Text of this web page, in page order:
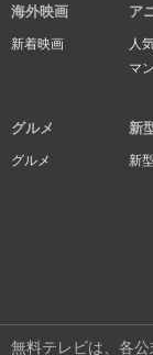
海外映画
新着映画
ア
人
マ
グルメ
グルメ
新
新
無料テレビは、各